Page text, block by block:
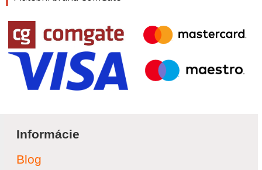
Informácie
Blog